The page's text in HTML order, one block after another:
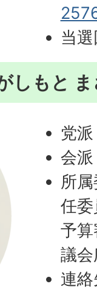
当
しもと
党
会
所
任
予
議
連